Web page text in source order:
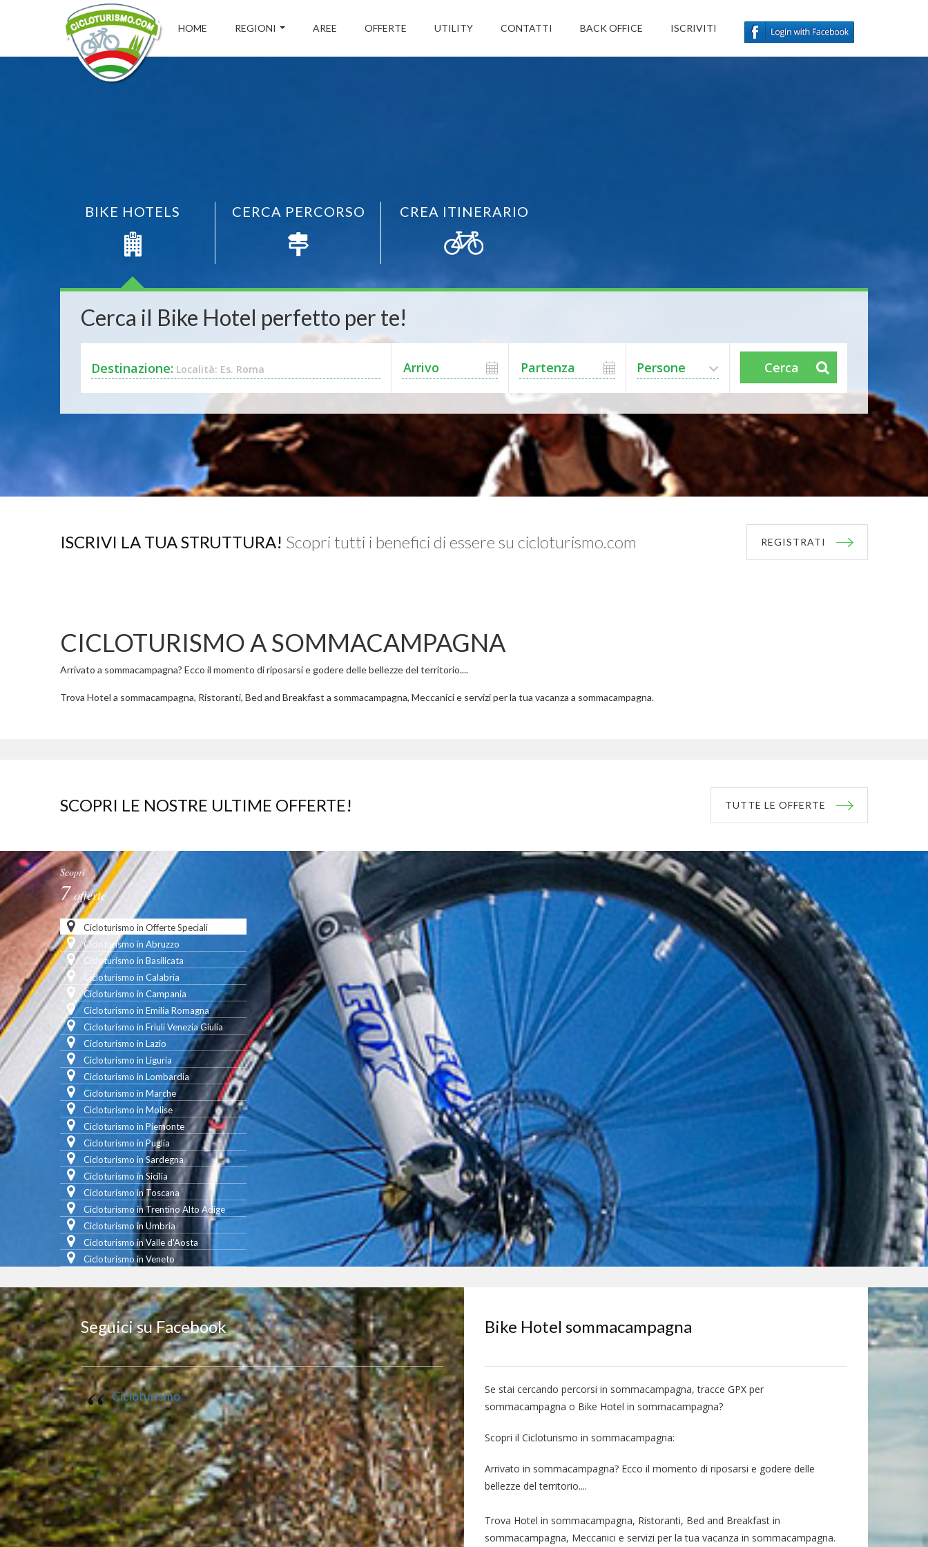
HOME REGIONI AREE OFFERTE UTILITY CONTATTI BACK OFFICE ISCRIVITI
BIKE HOTELS CERCA PERCORSO CREA ITINERARIO
Cerca il Bike Hotel perfetto per te!
Destinazione: Località: Es. Roma Persone Cerca
ISCRIVI LA TUA STRUTTURA! Scopri tutti i benefici di essere su cicloturismo.com REGISTRATI
CICLOTURISMO A SOMMACAMPAGNA
Arrivato a sommacampagna? Ecco il momento di riposarsi e godere delle bellezze del territorio....
Trova Hotel a sommacampagna, Ristoranti, Bed and Breakfast a sommacampagna, Meccanici e servizi per la tua vacanza a sommacampagna.
SCOPRI LE NOSTRE ULTIME OFFERTE! TUTTE LE OFFERTE
Scopri
7offerte
Cicloturismo in Offerte Speciali
Cicloturismo in Abruzzo
Cicloturismo in Basilicata
Cicloturismo in Calabria
Cicloturismo in Campania
Cicloturismo in Emilia Romagna
Cicloturismo in Friuli Venezia Giulia
Cicloturismo in Lazio
Cicloturismo in Liguria
Cicloturismo in Lombardia
Cicloturismo in Marche
Cicloturismo in Molise
Cicloturismo in Piemonte
Cicloturismo in Puglia
Cicloturismo in Sardegna
Cicloturismo in Sicilia
Cicloturismo in Toscana
Cicloturismo in Trentino Alto Adige
Cicloturismo in Umbria
Cicloturismo in Valle d'Aosta
Cicloturismo in Veneto
Seguici su Facebook
Cicloturismo
Bike Hotel sommacampagna
Se stai cercando percorsi in sommacampagna, tracce GPX per
sommacampagna o Bike Hotel in sommacampagna?
Scopri il Cicloturismo in sommacampagna:
Arrivato in sommacampagna? Ecco il momento di riposarsi e godere delle
bellezze del territorio....
Trova Hotel in sommacampagna, Ristoranti, Bed and Breakfast in
sommacampagna, Meccanici e servizi per la tua vacanza in sommacampagna.